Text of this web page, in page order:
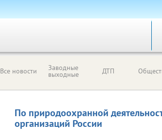
Все новости Заводные
выходные ДТП
По природоохранной
организаций России